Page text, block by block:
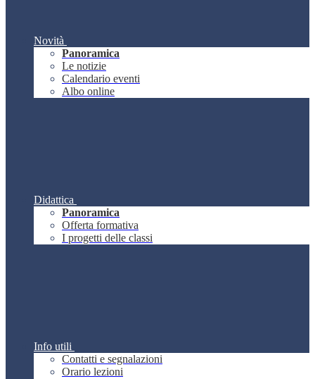
Novità
Panoramica
Le notizie
Calendario eventi
Albo online
Didattica
Panoramica
Offerta formativa
I progetti delle classi
Info utili
Contatti e segnalazioni
Orario lezioni